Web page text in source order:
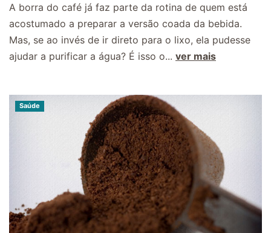
A borra do café já faz parte da rotina de quem está
acostumado a preparar a versão coada da bebida.
Mas, se ao invés de ir direto para o lixo, ela pudesse
ajudar a purificar a água? É isso o... ver mais
Saúde